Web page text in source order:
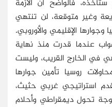
ستأخذه، فالواضح أن الازمة
وغير متوقعة، لن تنتهي
وجوارها الإقليمي والأوروبي.
عندما قدرت منذ نهاية
في الخارج القريب، وليست
روسيا تأمين جوارها
استراتيجي غربي حثيث،
تحول ديمقراطي وأحلام